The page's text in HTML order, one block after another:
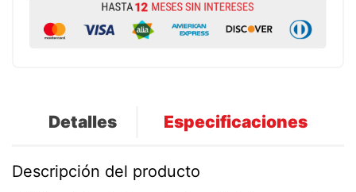
Detalles Especificaciones
Descripción del producto